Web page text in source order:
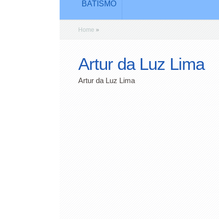
BATISMO
Home »
Artur da Luz Lima
Artur da Luz Lima